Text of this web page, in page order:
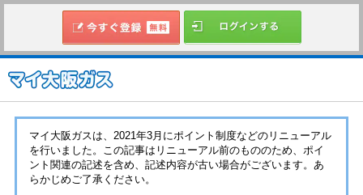
マイ大阪ガスは、2021年3月にポイント制度などのリニューアル
を行いました。この記事はリニューアル前のもののため、ポイ
ント関連の記述を含め、記述内容が古い場合がございます。あ
らかじめご了承ください。